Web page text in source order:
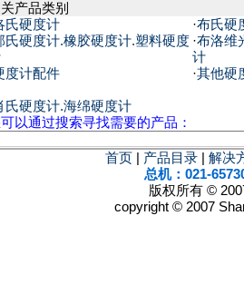
产品类别
氏硬度计 ·布氏硬
氏硬度计.橡胶硬度计.塑料硬度 ·布洛维
计
度计配件 ·其他硬
氏硬度计.海绵硬度计
以通过搜索寻找需要的产品：
首页 产品目录
解决
总机：021-
版权所有 ©
copyright © 2007